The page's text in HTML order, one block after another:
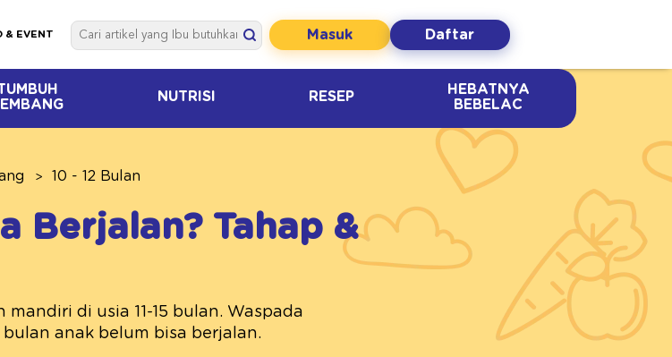
& EVENT Masuk Daftar
NUTRISI RESEP
HEBATNYA
BEBELAC
10 - 12 Bulan
Berjalan? Tahap &
di usia 11-15 bulan. Waspada
anak belum bisa berjalan.